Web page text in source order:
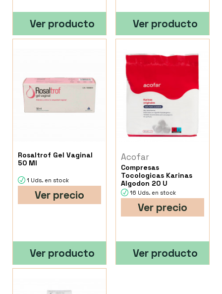
Ver producto Ver producto
Rosaltrof Gel Vaginal
50 Ml
1 Uds. en stock
Ver precio
Ver producto
Acofar
Compresas
Tocologicas Karinas
Algodon 20 U
16 Uds. en stock
Ver precio
Ver producto